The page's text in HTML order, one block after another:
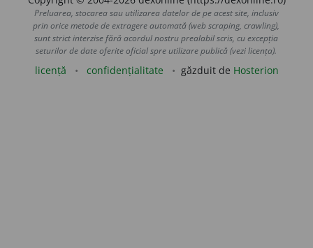
Preluarea, stocarea sau utilizarea datelor de pe acest site, inclusiv
prin orice metode de extragere automată (web scraping, crawling),
sunt strict interzise fără acordul nostru prealabil scris, cu excepția
seturilor de date oferite oficial spre utilizare publică (vezi licența).
licență confidențialitate găzduit de Hosterion